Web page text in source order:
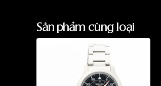
Sản phẩm cùng loại